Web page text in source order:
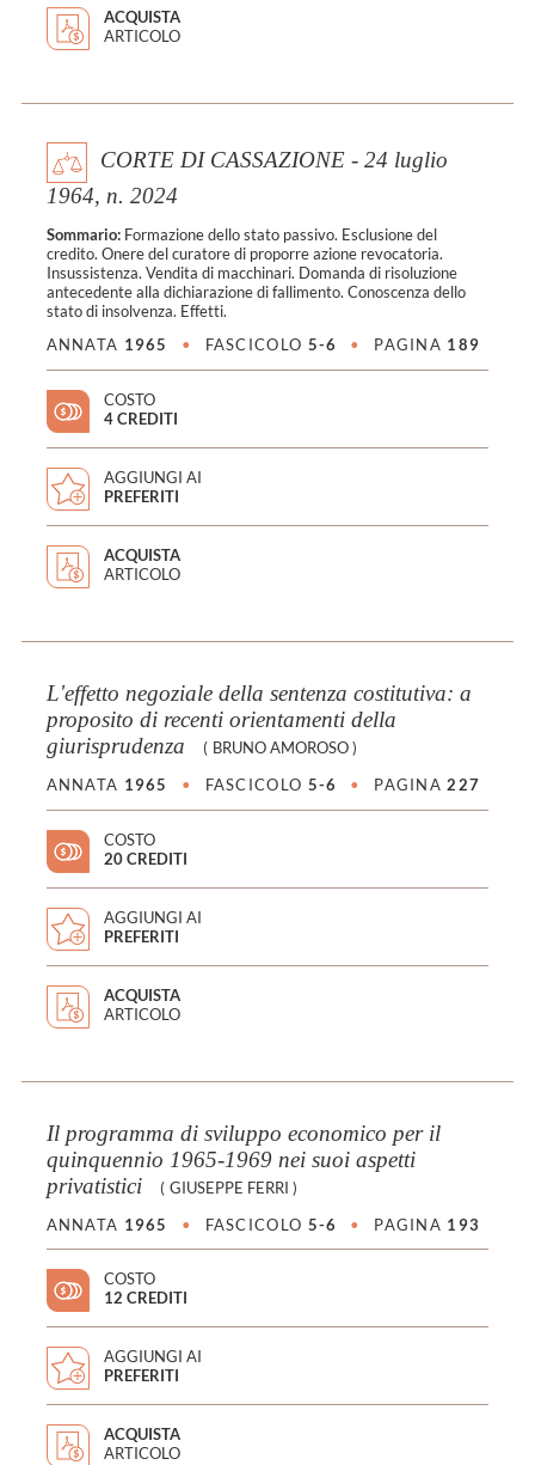
ACQUISTA
ARTICOLO
CORTE DI CASSAZIONE - 24 luglio
1964, n. 2024
Sommario:Formazione dello stato passivo. Esclusione del
credito. Onere del curatore di proporre azione revocatoria.
Insussistenza. Vendita di macchinari. Domanda di risoluzione
antecedente alla dichiarazione di fallimento. Conoscenza dello
stato di insolvenza. Effetti.
ANNATA 1965 • FASCICOLO 5-6 • PAGINA 189
COSTO
4 CREDITI
AGGIUNGI AI
PREFERITI
ACQUISTA
ARTICOLO
L'effetto negoziale della sentenza costitutiva: a
proposito di recenti orientamenti della
giurisprudenza
( BRUNO AMOROSO )
ANNATA 1965 • FASCICOLO 5-6 • PAGINA227
COSTO
20 CREDITI
AGGIUNGI AI
PREFERITI
ACQUISTA
ARTICOLO
Il programma di sviluppo economico per il
quinquennio 1965-1969 nei suoi aspetti
privatistici
( GIUSEPPE FERRI )
ANNATA 1965 • FASCICOLO 5-6 • PAGINA 193
COSTO
12 CREDITI
AGGIUNGI AI
PREFERITI
ACQUISTA
ARTICOLO